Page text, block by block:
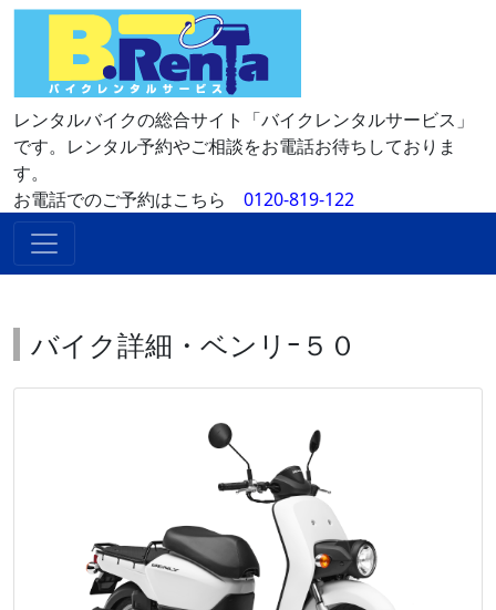
レンタルバイクの総合サイト「バイクレンタルサービス」
です。レンタル予約やご相談をお電話お待ちしておりま
す。
お電話でのご予約はこちら 0120-819-122
バイク詳細・ベンリｰ５０